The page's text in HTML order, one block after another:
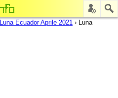
Luna Ecuador Aprile 2021 › Luna